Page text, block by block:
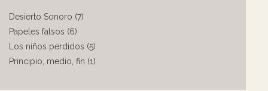
Desierto Sonoro (7)
Papeles falsos (6)
Los niños perdidos (5)
Principio, medio, fin (1)